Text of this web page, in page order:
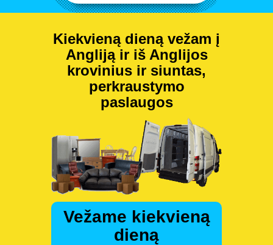
Kiekvieną dieną vežam į
Angliją ir iš Anglijos
krovinius ir siuntas,
perkraustymo
paslaugos
Vežame kiekvieną
dieną